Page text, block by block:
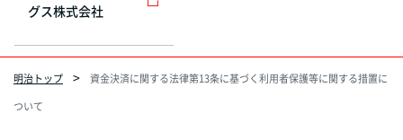
グス株式会社
明治トップ
資金決済に関する法律第13条に基づく利用者保護等に関する措置に
ついて